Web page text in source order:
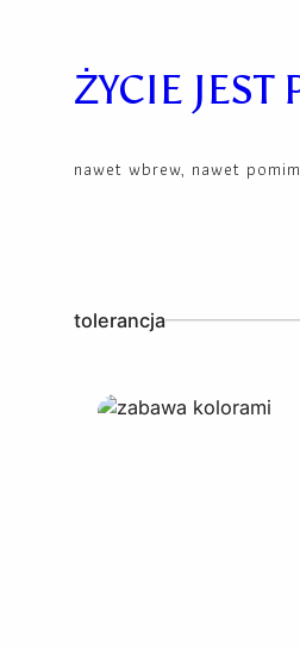
contentŻYCIE JEST
nawet wbrew, nawet
tolerancja